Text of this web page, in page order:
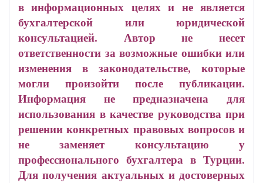
в информационных целях и не является
бухгалтерской или юридической
консультацией. Автор не несет
ответственности за возможные ошибки или
изменения в законодательстве, которые
могли произойти после публикации.
Информация не предназначена для
использования в качестве руководства при
решении конкретных правовых вопросов и
не заменяет консультацию у
профессионального бухгалтера в Турции.
Для получения актуальных и достоверных